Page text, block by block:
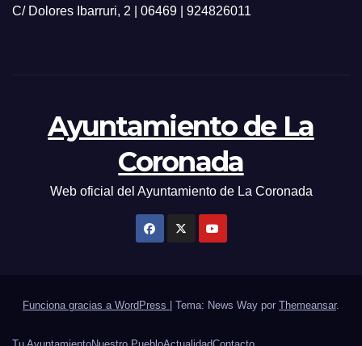
C/ Dolores Ibarruri, 2 | 06469 | 924826011
Ayuntamiento de La
Coronada
Web oficial del Ayuntamiento de La Coronada
Funciona gracias a WordPress Tema: News Way por Themeansar.